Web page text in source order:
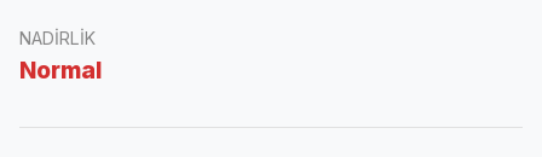
NADIRLIK
Normal